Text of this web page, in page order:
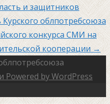
и защитников
Курского облпотребсоюза
конкурса СМИ на
кооперации →
Powered by WordPress